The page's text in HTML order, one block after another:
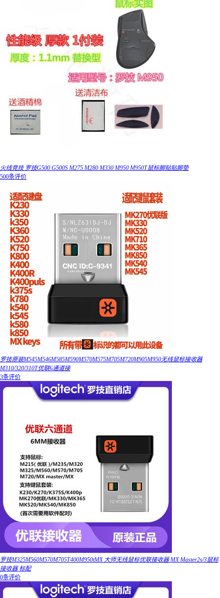
火线竞技 罗技G500 G500S M275 M280 M330 M950 M950T鼠标脚贴贴脚垫
500条评价
罗技原装M545M546M585M590M570M575M705M720M905M950无线鼠标接收器
M310/320/310T优联6通道接
3条评价
罗技M325M560M570M705T400M950tMX 大师无线鼠标优联接收器 MX Master2s/3鼠标
接收器 标配
0条评价